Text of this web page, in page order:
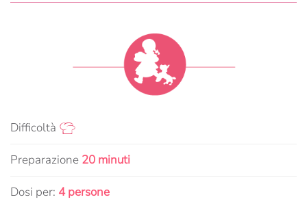
Difficoltà
Preparazione 20 minuti
Dosi per: 4 persone